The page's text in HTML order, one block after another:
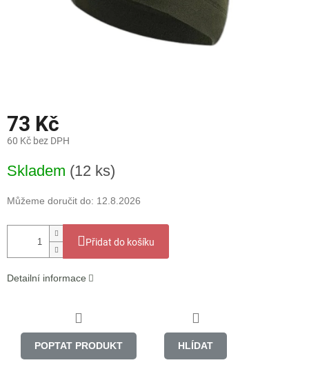
73 Kč
60 Kč bez DPH
cena:
Skladem (12 ks)
Můžeme doručit do: 12.8.2026
Přidat do košíku
Detailní informace
POPTAT PRODUKT HLÍDAT